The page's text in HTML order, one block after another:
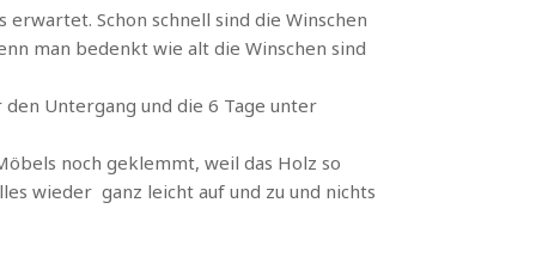
Schon schnell sind die Winschen
man bedenkt wie alt die Winschen sind
den Untergang und die 6 Tage unter
noch geklemmt, weil das Holz so
wieder ganz leicht auf und zu und nichts